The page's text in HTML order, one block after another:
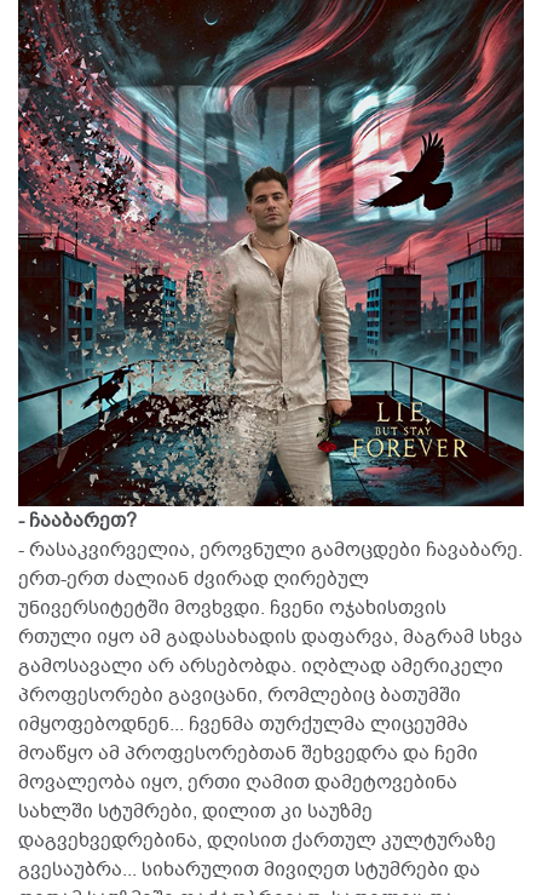
- ჩააბარეთ?
- რასაკვირველია, ეროვნული გამოცდები ჩავაბარე.
ერთ-ერთ ძალიან ძვირად ღირებულ
უნივერსიტეტში მოვხვდი. ჩვენი ოჯახისთვის
რთული იყო ამ გადასახადის დაფარვა, მაგრამ სხვა
გამოსავალი არ არსებობდა. იღბლად ამერიკელი
პროფესორები გავიცანი, რომლებიც ბათუმში
იმყოფებოდნენ... ჩვენმა თურქულმა ლიცეუმმა
მოაწყო ამ პროფესორებთან შეხვედრა და ჩემი
მოვალეობა იყო, ერთი ღამით დამეტოვებინა
სახლში სტუმრები, დილით კი საუზმე
დაგვეხვედრებინა, დღისით ქართულ კულტურაზე
გვესაუბრა... სიხარულით მივიღეთ სტუმრები და